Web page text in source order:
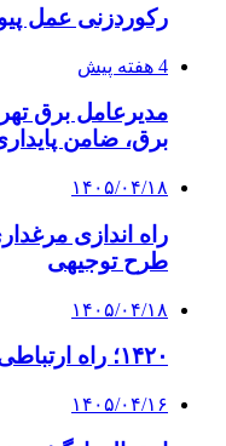
رکوردزنی عمل
4 هفته پیش
برق، ضامن
۱۴۰۵/۰۴/۱۸
راه اندازی
طرح توجیهی
۱۴۰۵/۰۴/۱۸
۱۴۲۰؛ راه ارتباطی بیمه شدگان تأمین‌اجتماعی
۱۴۰۵/۰۴/۱۶